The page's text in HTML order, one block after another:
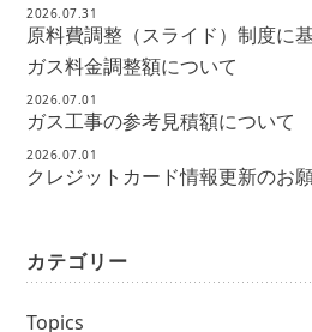
2026.07.31
原料費調整（スライド）制度に
ガス料金調整額について
2026.07.01
ガス工事の参考見積額について
2026.07.01
クレジットカード情報更新のお
カテゴリー
Topics